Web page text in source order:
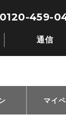
通信
0120-459-
マイ